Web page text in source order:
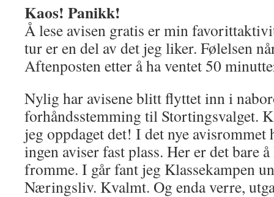
Kaos! Panikk!
Å lese avisen gratis er min
tur er en del av det jeg liker. Følelsen
Aftenposten etter å ha ventet 50
Nylig har avisene blitt flyttet inn i
forhåndsstemming til Stortingsvalget.
jeg oppdaget det! I det nye avisrommet
ingen aviser fast plass. Her er det bare
fromme. I går fant jeg Klassekampen
Næringsliv. Kvalmt. Og enda verre,